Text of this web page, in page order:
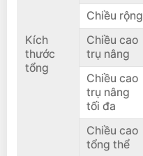
Kích
thước
tổng
Chiều rộng
Chiều cao
trụ nâng
Chiều cao
trụ nâng
tối đa
Chiều cao
tổng thể